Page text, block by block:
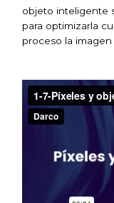
objeto inteligente
para optimizarla
proceso la imagen